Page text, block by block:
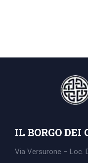
IL BORGO DEI
Via Versurone – Loc.